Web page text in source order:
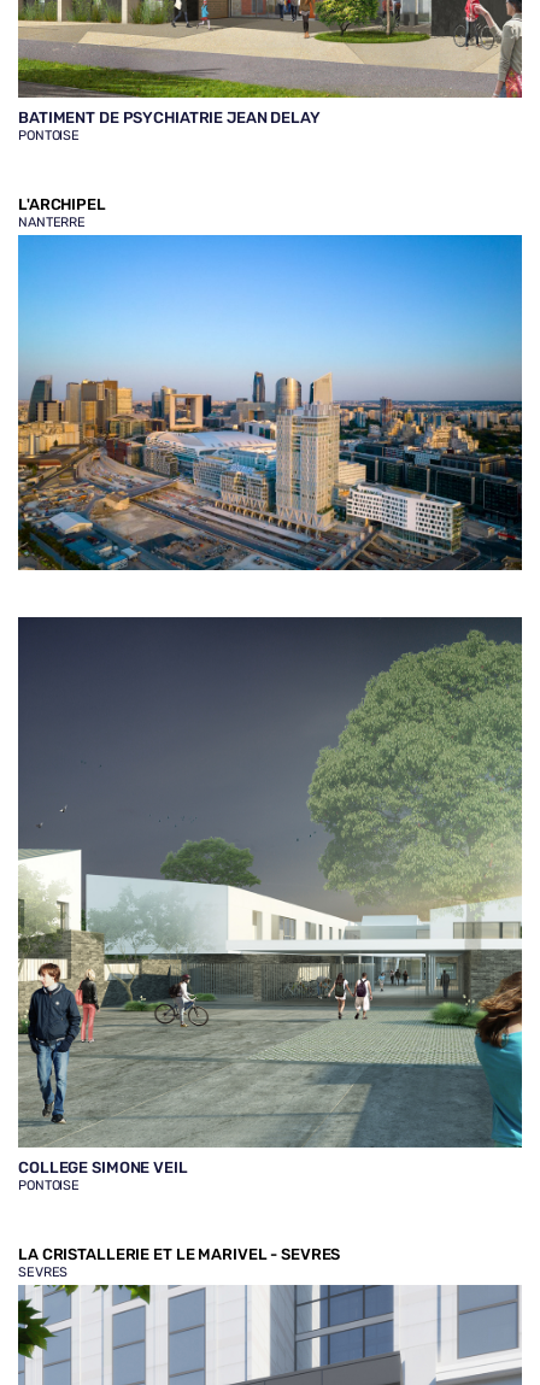
BATIMENT DE PSYCHIATRIE JEAN DELAY
PONTOISE
L'ARCHIPEL
NANTERRE
COLLEGE SIMONE VEIL
PONTOISE
LA CRISTALLERIE ET LE MARIVEL - SEVRES
SEVRES